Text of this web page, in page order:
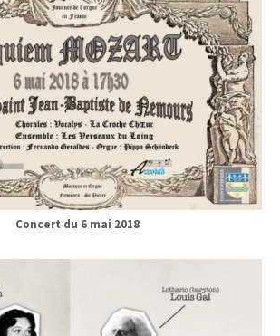
Concert du 6 mai 2018